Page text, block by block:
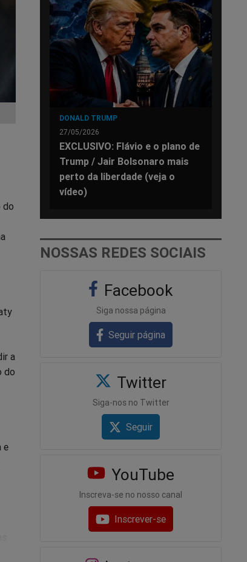
do
a
do
e
DONALD TRUMP
27/05/2026
EXCLUSIVO: Flávio e o plano de
Trump / Jair Bolsonaro mais
perto da liberdade (veja o
vídeo)
NOSSAS REDES SOCIAIS
Facebook
Siga nossa página
Seguir página
Twitter
Siga-nos no Twitter
Seguir
YouTube
Inscreva-se no nosso canal
Inscrever-se